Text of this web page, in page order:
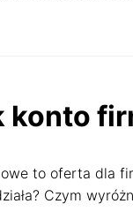
konto
to oferta dla
Czym